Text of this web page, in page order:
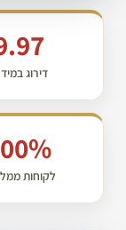
דירוג
לקוחות